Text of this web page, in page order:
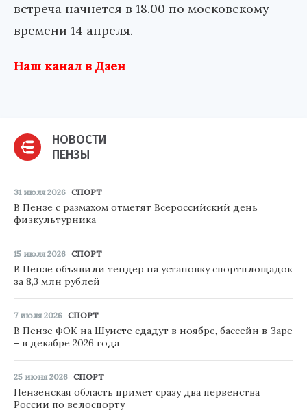
встреча начнется в 18.00 по московскому
времени 14 апреля.
Наш канал в Дзен
НОВОСТИ
ПЕНЗЫ
31 июля 2026 СПОРТ
В Пензе с размахом отметят Всероссийский день
физкультурника
15 июля 2026 СПОРТ
В Пензе объявили тендер на установку спортплощадок
за 8,3 млн рублей
7 июля 2026 СПОРТ
В Пензе ФОК на Шуисте сдадут в ноябре, бассейн в Заре
– в декабре 2026 года
25 июня 2026 СПОРТ
Пензенская область примет сразу два первенства
России по велоспорту